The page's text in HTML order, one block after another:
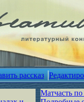
рассказ
Матчасть